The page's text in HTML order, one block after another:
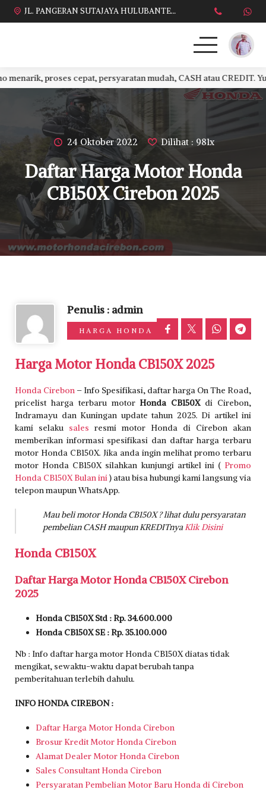
JL. PANGERAN SUTAJAYA HULUBANTENG LOR PABUARAN CIREBON TIMUR, Ds. Babakan gebang cirebon Gebang udik cirebon Ciledug cirebon Karang wareng cirebon
HONDA
DAFTAR HARGA
BROSUR KREDIT
PROMO TERBARU
DEALER KAMI
PERSYARATAN
proses cepat, persyaratan mudah, CASH atau CREDIT. Yuk
24 Oktober 2022 Dilihat : 981x
Daftar Harga Motor Honda
CB150X Cirebon 2025
Penulis : admin
HARGA HONDA
Harga Motor Honda CB150X 2025
Honda Cirebon – Info Spesifikasi, daftar harga On The Road,
pricelist harga terbaru motor Honda CB150Xdi Cirebon,
Indramayu dan Kuningan update tahun 2025. Di artikel ini
kami selaku sales resmi motor Honda di Cirebon akan
memberikan informasi spesifikasi dan daftar harga terbaru
motor Honda CB150X. Jika anda ingin melihat promo terbaru
motor Honda CB150X silahkan kunjungi artikel ini ( Promo
Honda CB150X Bulan ini) atau bisa hubungi kami langsung via
telepon maupun WhatsApp.
Mau beli motor Honda CB150X ? lihat dulu persyaratan
pembelian CASH maupun KREDITnyaKlik Disini
Honda CB150X
Daftar Harga Motor Honda CB150X Cirebon
2025
Honda CB150X Std : Rp. 34.600.000
Honda CB150X SE : Rp. 35.100.000
Nb : Info daftar harga motor Honda CB150X diatas tidak
mengikat, sewaktu-waktu dapat berubah tanpa
pemberitahuan terlebih dahulu.
INFO HONDA CIREBON :
Daftar Harga Motor Honda Cirebon
Brosur Kredit Motor Honda Cirebon
Alamat Dealer Motor Honda Cirebon
Sales Consultant Honda Cirebon
Persyaratan Pembelian Motor Baru Honda di Cirebon